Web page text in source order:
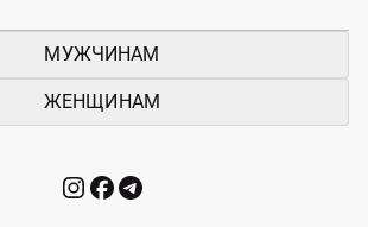
МУЖЧИНАМ
ЖЕНЩИНАМ